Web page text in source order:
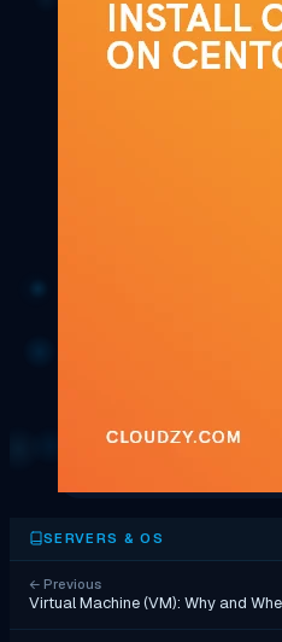
SERVERS & OS
← Previous
Virtual Machine (VM): Why and